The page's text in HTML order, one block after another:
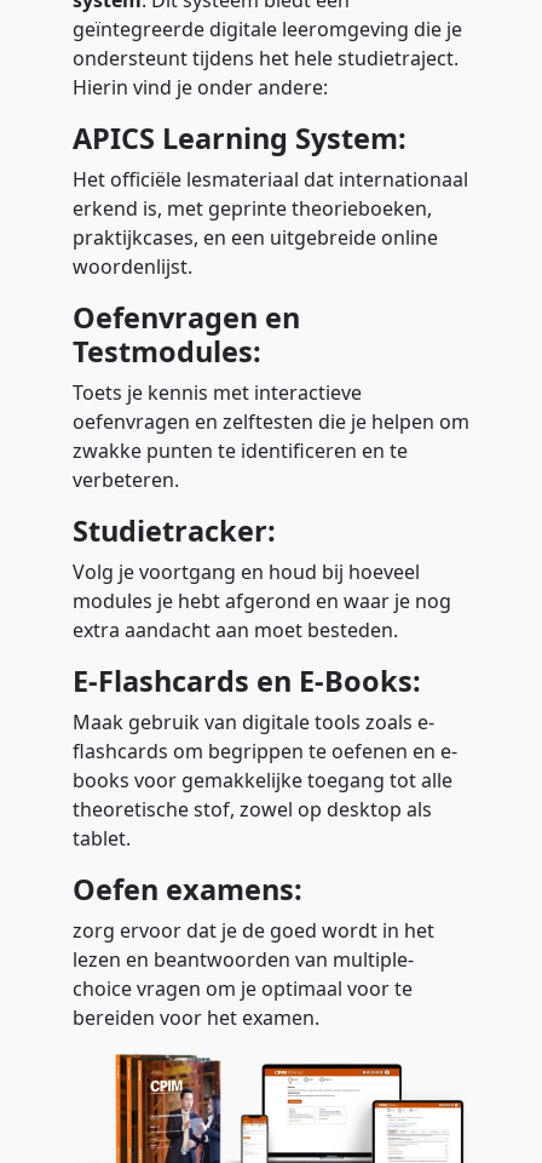
geïntegreerde digitale leeromgeving die je
ondersteunt tijdens het hele studietraject.
Hierin vind je onder andere:
APICS Learning System:
Het officiële lesmateriaal dat internationaal
erkend is, met geprinte theorieboeken,
praktijkcases, en een uitgebreide online
woordenlijst.
Oefenvragen en
Testmodules:
Toets je kennis met interactieve
oefenvragen en zelftesten die je helpen om
zwakke punten te identificeren en te
verbeteren.
Studietracker:
Volg je voortgang en houd bij hoeveel
modules je hebt afgerond en waar je nog
extra aandacht aan moet besteden.
E-Flashcards en E-Books:
Maak gebruik van digitale tools zoals e-
flashcards om begrippen te oefenen en e-
books voor gemakkelijke toegang tot alle
theoretische stof, zowel op desktop als
tablet.
Oefen examens:
zorg ervoor dat je de goed wordt in het
lezen en beantwoorden van multiple-
choice vragen om je optimaal voor te
bereiden voor het examen.